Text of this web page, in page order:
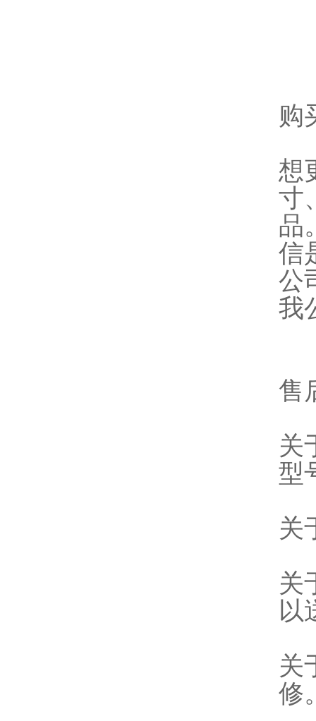
购
想
寸
品
信
公
我
售
关
型
关
关
以
关
修